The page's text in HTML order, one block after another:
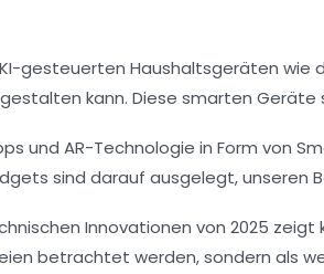
KI-gesteuerten Haushaltsgeräten wie
kann. Diese smarten
und AR-Technologie in Form von
sind darauf ausgelegt, unseren
Innovationen von 2025 zeigt
betrachtet werden, sondern als